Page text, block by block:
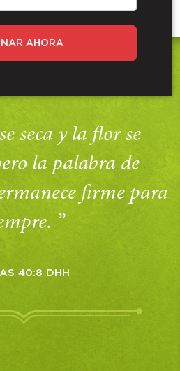
AHORA
seca y la flor se
la palabra de
firme para
”
40:8 DHH